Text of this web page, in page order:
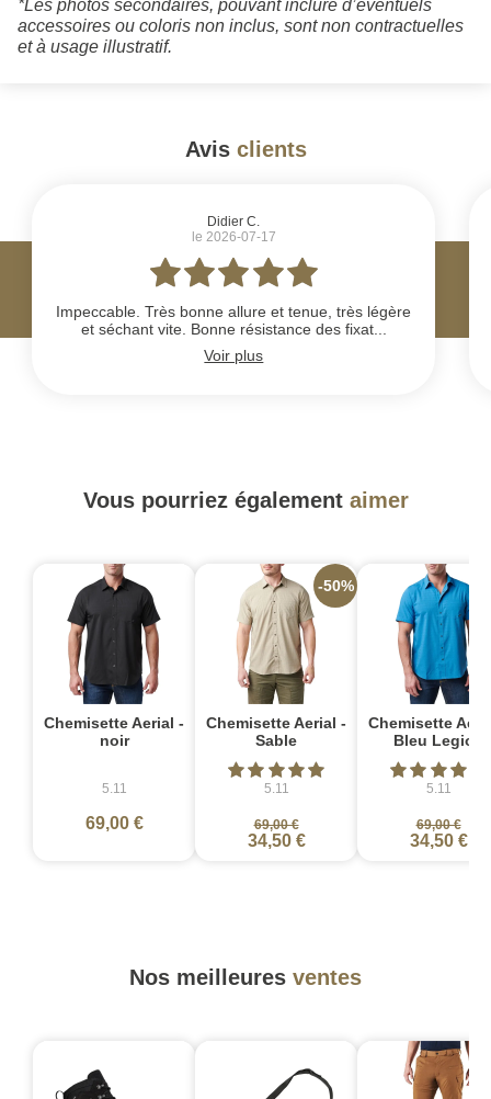
*Les photos secondaires, pouvant inclure d’éventuels
accessoires ou coloris non inclus, sont non contractuelles
et à usage illustratif.
Avis clients
Didier C.
le 2026-07-17
Impeccable. Très bonne allure et tenue, très légère
et séchant vite. Bonne résistance des fixat...
Voir plus
Vous pourriez également aimer
Chemisette Aerial -
noir
5.11
69,00 €
Chemisette Aerial -
Sable
5.11
69,00 €
34,50 €
-50%
Chemisette
Bleu Legion
5.11
69,00 €
34,50 €
Nos meilleures ventes